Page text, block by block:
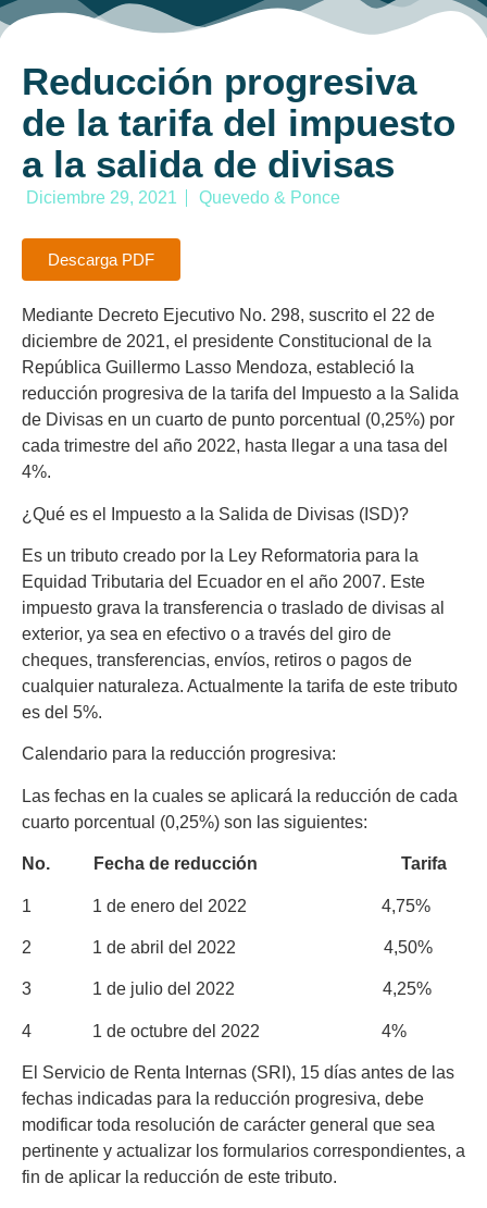
Reducción progresiva
de la tarifa del impuesto
a la salida de divisas
Diciembre 29, 2021 Quevedo & Ponce
Descarga PDF
Mediante Decreto Ejecutivo No. 298, suscrito el 22 de
diciembre de 2021, el presidente Constitucional de la
República Guillermo Lasso Mendoza, estableció la
reducción progresiva de la tarifa del Impuesto a la Salida
de Divisas en un cuarto de punto porcentual (0,25%) por
cada trimestre del año 2022, hasta llegar a una tasa del
4%.
¿Qué es el Impuesto a la Salida de Divisas (ISD)?
Es un tributo creado por la Ley Reformatoria para la
Equidad Tributaria del Ecuador en el año 2007. Este
impuesto grava la transferencia o traslado de divisas al
exterior, ya sea en efectivo o a través del giro de
cheques, transferencias, envíos, retiros o pagos de
cualquier naturaleza. Actualmente la tarifa de este tributo
es del 5%.
Calendario para la reducción progresiva:
Las fechas en la cuales se aplicará la reducción de cada
cuarto porcentual (0,25%) son las siguientes:
­­­­­­No. Fecha de reducción Tarifa
1 1 de enero del 2022 4,75%
2 1 de abril del 2022 4,50%
3 1 de julio del 2022 4,25%
4 1 de octubre del 2022 4%
El Servicio de Renta Internas (SRI), 15 días antes de las
fechas indicadas para la reducción progresiva, debe
modificar toda resolución de carácter general que sea
pertinente y actualizar los formularios correspondientes, a
fin de aplicar la reducción de este tributo.